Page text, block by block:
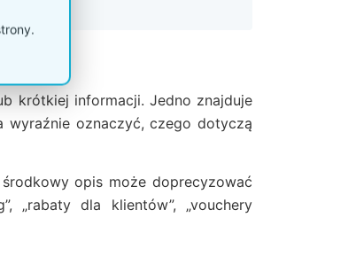
krótkiej informacji. Jedno znajduje
wyraźnie oznaczyć, czego dotyczą
opis może doprecyzować
„rabaty dla klientów”, „vouchery